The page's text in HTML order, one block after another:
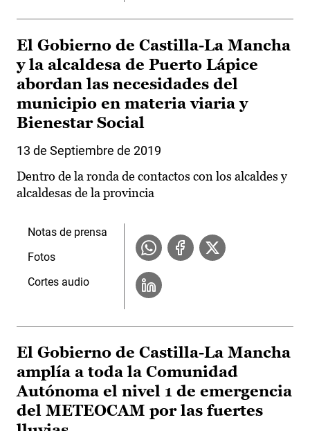
El Gobierno de Castilla-La Mancha
y la alcaldesa de Puerto Lápice
abordan las necesidades del
municipio en materia viaria y
Bienestar Social
13 de Septiembre de 2019
Dentro de la ronda de contactos con los alcaldes y
alcaldesas de la provincia
Notas de prensa
Fotos
Cortes audio
El Gobierno de Castilla-La Mancha
amplía a toda la Comunidad
Autónoma el nivel 1 de emergencia
del METEOCAM por las fuertes